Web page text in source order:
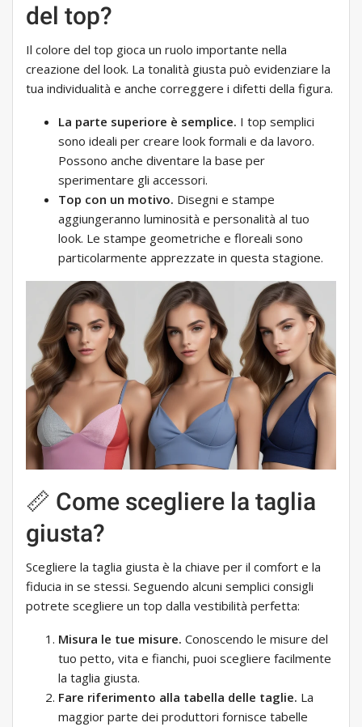
del top?
Il colore del top gioca un ruolo importante nella
creazione del look. La tonalità giusta può evidenziare la
tua individualità e anche correggere i difetti della figura.
La parte superiore è semplice. I top semplici
sono ideali per creare look formali e da lavoro.
Possono anche diventare la base per
sperimentare gli accessori.
Top con un motivo. Disegni e stampe
aggiungeranno luminosità e personalità al tuo
look. Le stampe geometriche e floreali sono
particolarmente apprezzate in questa stagione.
📏 Come scegliere la taglia
giusta?
Scegliere la taglia giusta è la chiave per il comfort e la
fiducia in se stessi. Seguendo alcuni semplici consigli
potrete scegliere un top dalla vestibilità perfetta:
Misura le tue misure. Conoscendo le misure del
tuo petto, vita e fianchi, puoi scegliere facilmente
la taglia giusta.
Fare riferimento alla tabella delle taglie. La
maggior parte dei produttori fornisce tabelle